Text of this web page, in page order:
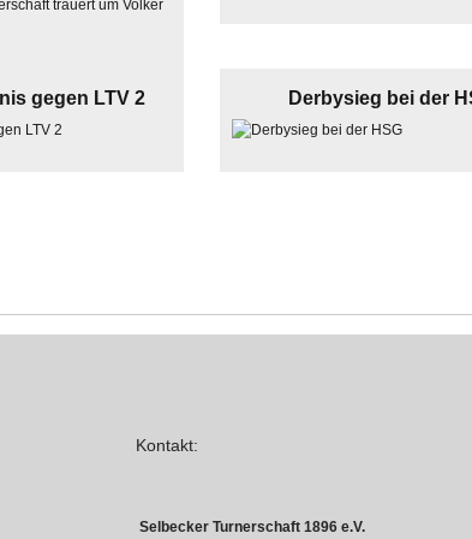
gegen LTV 2 Derbysieg bei der
Kontakt:
Selbecker Turnerschaft 1896 e.V.